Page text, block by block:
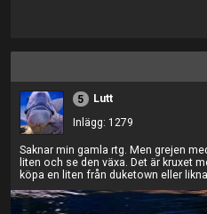
5
Lutt
Inlägg: 1279
Saknar min gamla rtg. Men grejen
liten och se den växa. Det är kruxet
köpa en liten från duketown eller